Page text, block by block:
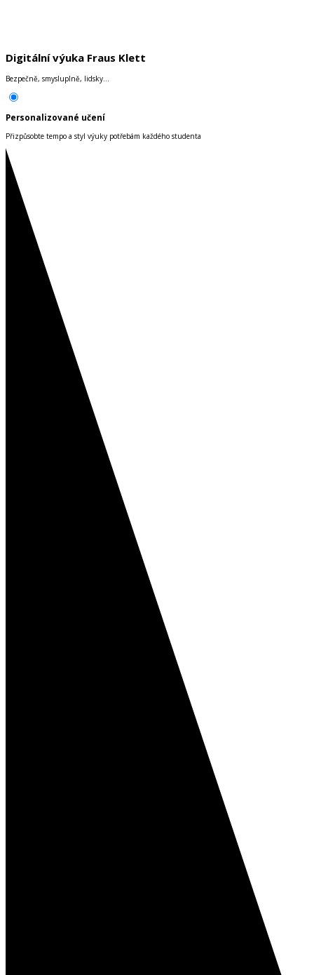
Digitální výuka Fraus Klett
Bezpečně, smysluplně, lidsky...
Personalizované učení
Přizpůsobte tempo a styl výuky potřebám každého studenta